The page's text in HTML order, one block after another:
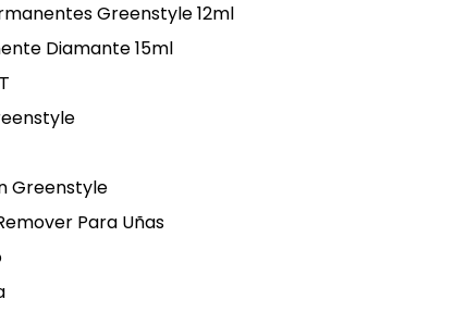
Greenstyle 12ml
Diamante 15ml
Greenstyle
Para Uñas